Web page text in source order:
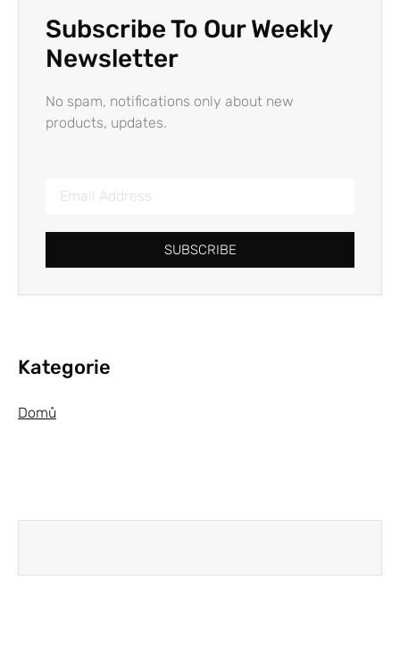
Subscribe To Our Weekly
Newsletter
No spam, notifications only about new
products, updates.
SUBSCRIBE
Kategorie
Domů